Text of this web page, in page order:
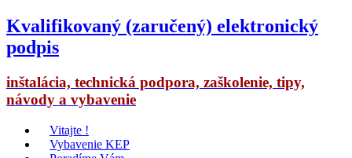
Kvalifikovaný (zaručený) elektronický
podpis
inštalácia, technická podpora, zaškolenie, tipy,
návody a vybavenie
Vitajte !
Vybavenie KEP